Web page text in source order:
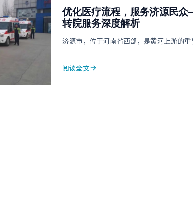
优化医疗流程，服务济源民
转院服务深度解析
济源市，位于河南省西部，是黄河上游的
阅读全文